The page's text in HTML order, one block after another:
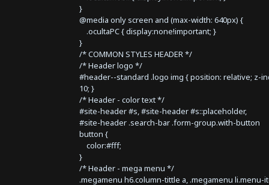
}
@media only screen and (max-width: 640px) {
.ocultaPC { display:none!important; }
}
/* COMMON STYLES HEADER */
/* Header logo */
#header--standard .logo img { position: relative; z-
10; }
/* Header - color text */
#site-header #s, #site-header #s::placeholder,
#site-header .search-bar .form-group.with-button
button {
color:#fff;
}
/* Header - mega menu */
.megamenu h6.column-tittle a, .megamenu li.menu-